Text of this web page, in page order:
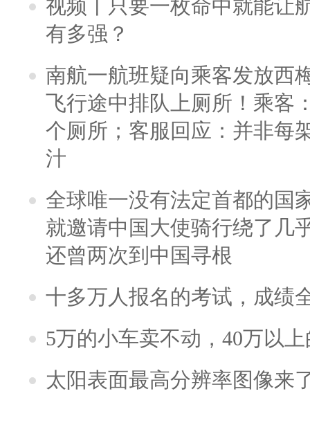
视频丨只要一枚命中就能让
有多强？
南航一航班疑向乘客发放西
飞行途中排队上厕所！乘客
个厕所；客服回应：并非每
汁
全球唯一没有法定首都的国
就邀请中国大使骑行绕了几
还曾两次到中国寻根
十多万人报名的考试，成绩
5万的小车卖不动，40万以
太阳表面最高分辨率图像来